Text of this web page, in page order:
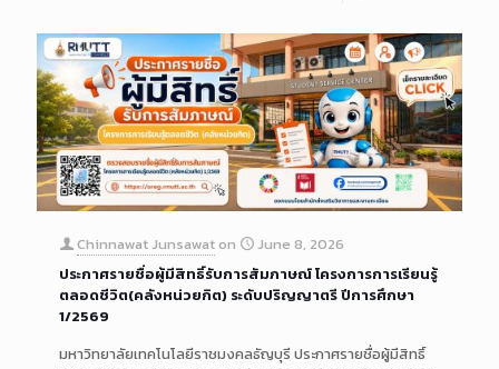
Chinnawat Junsawat on
June 8, 2026
ประกาศรายชื่อผู้มีสิทธิ์รับการสัมภาษณ์ โครงการการเรียนรู้
ตลอดชีวิต(คลังหน่วยกิต) ระดับปริญญาตรี ปีการศึกษา
1/2569
มหาวิทยาลัยเทคโนโลยีราชมงคลธัญบุรี ประกาศรายชื่อผู้มีสิทธิ์